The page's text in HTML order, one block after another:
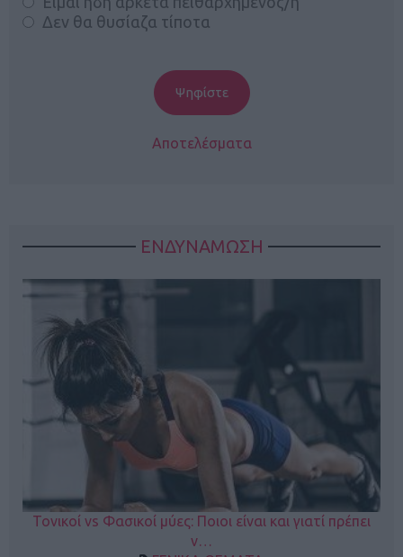
Δεν θα θυσίαζα τίποτα
Αποτελέσματα
ΕΝΔΥΝΑΜΩΣΗ
Τονικοί vs Φασικοί μύες: Ποιοι είναι και γιατί πρέπει
ν…